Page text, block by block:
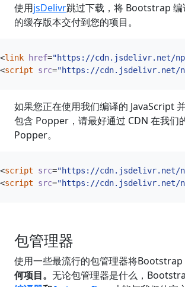
使用jsDelivr跳过下载，将 Bootstrap 编
的缓存版本交付到您的项目。
<link href="https://cdn.jsdelivr.net/
<script src="https://cdn.jsdelivr.net/
如果您正在使用我们编译的 JavaScript
包含 Popper，请最好通过 CDN 在我们
Popper。
<script src="https://cdn.jsdelivr.net/
<script src="https://cdn.jsdelivr.net/
包管理器
使用一些最流行的包管理器将Bootstrap
何项目。 无论包管理器是什么，